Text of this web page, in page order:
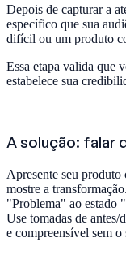
Depois de capturar a
específico que sua
difícil ou um produto
Essa etapa valida que
estabelece sua
A solução: falar
Apresente seu
mostre a
"Problema" ao estado
Use tomadas de antes/
e compreensível sem o